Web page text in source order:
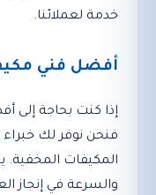
خدمة لعملائنا.
أفضل فني
إذا كنت بحاجة
فنحن نوفر لك
المكيفات المخفية.
والسرعة في إنجاز